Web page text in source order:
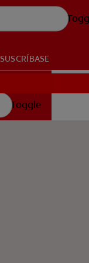
SUSCRÍBASE
Toggle